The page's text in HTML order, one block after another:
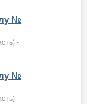
№
-
№
-